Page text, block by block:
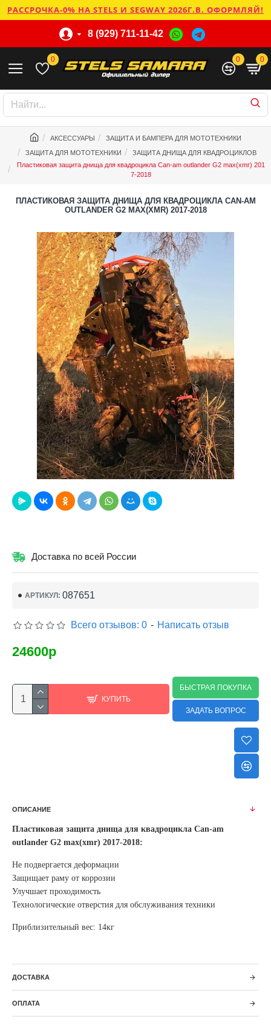
РАССРОЧКА-0% НА STELS И SEGWAY 2026Г.В. ОФОРМЛЯЙ!
8 (929) 711-11-42
0 0 0
АКСЕССУАРЫ
ЗАЩИТА И БАМПЕРА ДЛЯ МОТОТЕХНИКИ
ЗАЩИТА ДЛЯ МОТОТЕХНИКИ
ЗАЩИТА ДНИЩА ДЛЯ КВАДРОЦИКЛОВ
Пластиковая защита днища для квадроцикла Can-am outlander G2 max(xmr) 201
7-2018
ПЛАСТИКОВАЯ ЗАЩИТА ДНИЩА ДЛЯ КВАДРОЦИКЛА CAN-AM
OUTLANDER G2 MAX(XMR) 2017-2018
Доставка по всей России
АРТИКУЛ: 087651
Всего отзывов: 0 - Написать отзыв
24600р
КУПИТЬ
БЫСТРАЯ ПОКУПКА
ЗАДАТЬ ВОПРОС
ОПИСАНИЕ
Пластиковая защита днища для квадроцикла Can-am
outlander G2 max(xmr) 2017-2018:
Не подвергается деформации
Защищает раму от коррозии
Улучшает проходимость
Технологические отверстия для обслуживания техники
Приблизительный вес: 14кг
ДОСТАВКА
ОПЛАТА